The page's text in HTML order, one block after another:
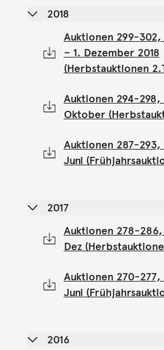
2018
Auktionen 299-
– 1. Dezember 2018
(Herbstauktionen
Auktionen 294-298,
Oktober
Auktionen 287-293,
Juni
2017
Auktionen 278-
Dez
Auktionen 270-277,
Juni
2016